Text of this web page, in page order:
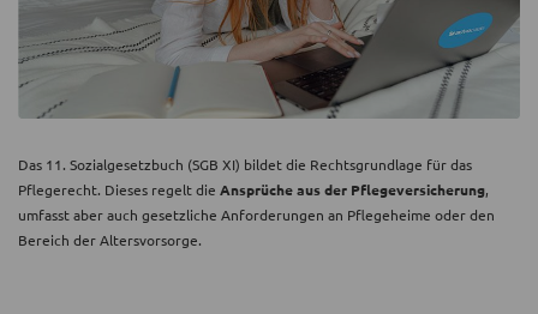
Das 11. Sozialgesetzbuch (SGB XI) bildet die Rechtsgrundlage für das
Pflegerecht. Dieses regelt die Ansprüche aus der Pflegeversicherung,
umfasst aber auch gesetzliche Anforderungen an Pflegeheime oder den
Bereich der Altersvorsorge.